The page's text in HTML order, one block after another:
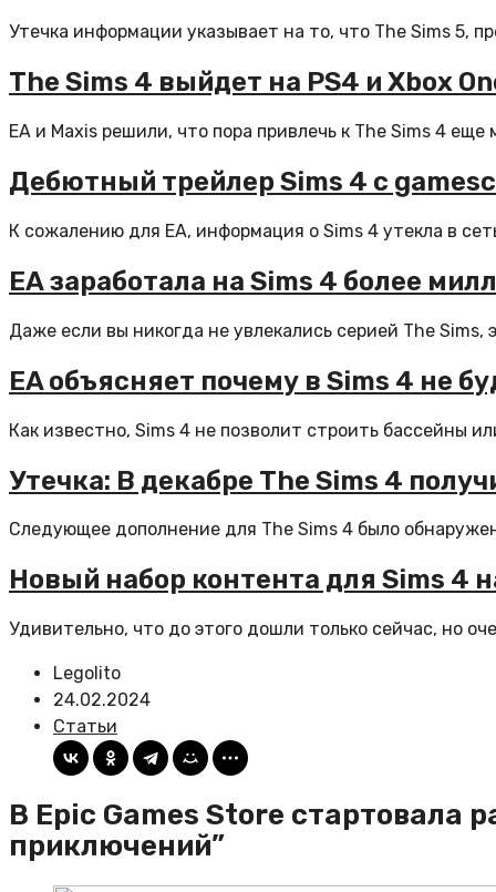
Утечка информации указывает на то, что The Sims 5,
The Sims 4 выйдет на PS4 и Xbox
EA и Maxis решили, что пора привлечь к The Sims 4
Дебютный трейлер Sims 4 с
К сожалению для EA, информация о Sims 4 утекла в
EA заработала на Sims 4 более
Даже если вы никогда не увлекались серией The
EA объясняет почему в Sims 4 не
Как известно, Sims 4 не позволит строить бассейны
Утечка: В декабре The Sims 4
Следующее дополнение для The Sims 4 было
Новый набор контента для Sims
Удивительно, что до этого дошли только сейчас, но
Legolito
24.02.2024
Статьи
В Epic Games Store стартовала
приключений”